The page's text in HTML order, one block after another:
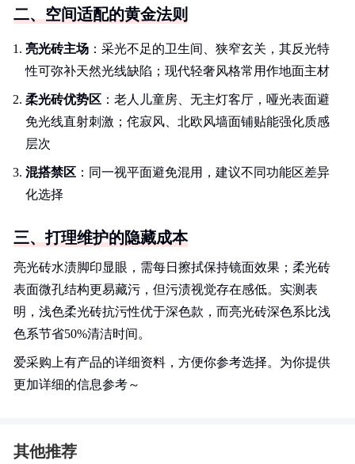
二、空间适配的黄金法则
亮光砖主场 ：采光不足的卫生间、狭窄玄关，其反光特
性可弥补天然光线缺陷；现代轻奢风格常用作地面主材
柔光砖优势区 ：老人儿童房、无主灯客厅，哑光表面避
免光线直射刺激；侘寂风、北欧风墙面铺贴能强化质感
层次
混搭禁区 ：同一视平面避免混用，建议不同功能区差异
化选择
三、打理维护的隐藏成本
亮光砖水渍脚印显眼，需每日擦拭保持镜面效果；柔光砖
表面微孔结构更易藏污，但污渍视觉存在感低。实测表
明，浅色柔光砖抗污性优于深色款，而亮光砖深色系比浅
色系节省50%清洁时间。
爱采购上有产品的详细资料，方便你参考选择。为你提供
更加详细的信息参考～
其他推荐